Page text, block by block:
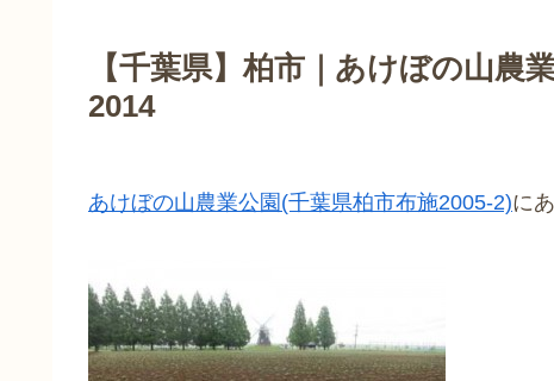
【千葉県】柏市｜あけぼの山農
2014
あけぼの山農業公園(千葉県柏市布施2005-2)に